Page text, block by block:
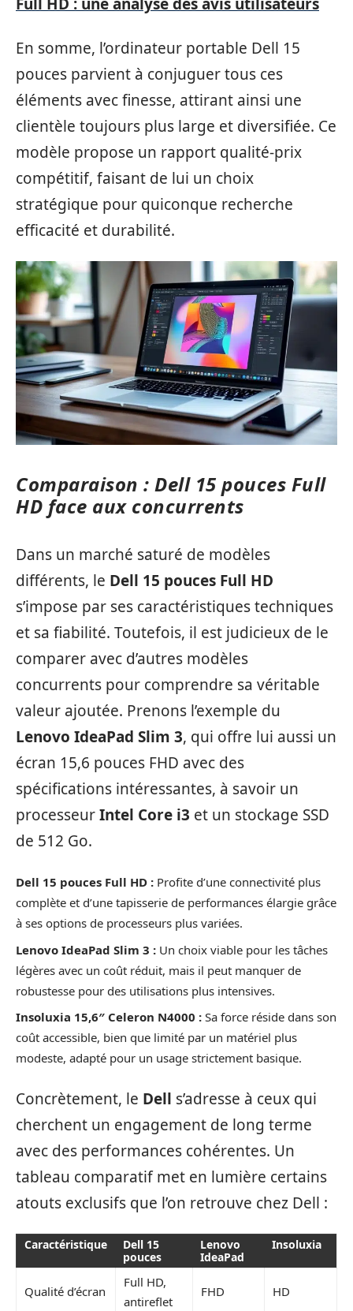
En somme, l’ordinateur portable Dell 15
pouces parvient à conjuguer tous ces
éléments avec finesse, attirant ainsi une
clientèle toujours plus large et diversifiée. Ce
modèle propose un rapport qualité-prix
compétitif, faisant de lui un choix
stratégique pour quiconque recherche
efficacité et durabilité.
Comparaison : Dell 15 pouces Full
HD face aux concurrents
Dans un marché saturé de modèles
différents, le Dell 15 pouces Full HD
s’impose par ses caractéristiques techniques
et sa fiabilité. Toutefois, il est judicieux de le
comparer avec d’autres modèles
concurrents pour comprendre sa véritable
valeur ajoutée. Prenons l’exemple du
Lenovo IdeaPad Slim 3, qui offre lui aussi un
écran 15,6 pouces FHD avec des
spécifications intéressantes, à savoir un
processeurIntel Core i3 et un stockage SSD
de 512 Go.
Dell 15 pouces Full HD : Profite d’une connectivité plus
complète et d’une tapisserie de performances élargie grâce
à ses options de processeurs plus variées.
Lenovo IdeaPad Slim 3 : Un choix viable pour les tâches
légères avec un coût réduit, mais il peut manquer de
robustesse pour des utilisations plus intensives.
Insoluxia 15,6″ Celeron N4000 : Sa force réside dans son
coût accessible, bien que limité par un matériel plus
modeste, adapté pour un usage strictement basique.
Concrètement, le Dell s’adresse à ceux qui
cherchent un engagement de long terme
avec des performances cohérentes. Un
tableau comparatif met en lumière certains
atouts exclusifs que l’on retrouve chez Dell :
Caractéristique
Dell 15
pouces
Lenovo
IdeaPad
Insoluxia
Qualité d’écran
Full HD,
antireflet
FHD HD